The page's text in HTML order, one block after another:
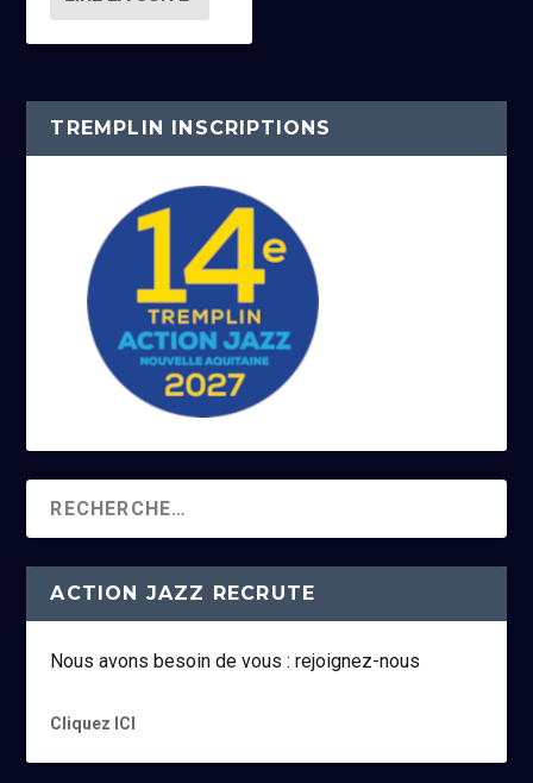
TREMPLIN INSCRIPTIONS
ACTION JAZZ RECRUTE
Nous avons besoin de vous : rejoignez-nous
Cliquez ICI